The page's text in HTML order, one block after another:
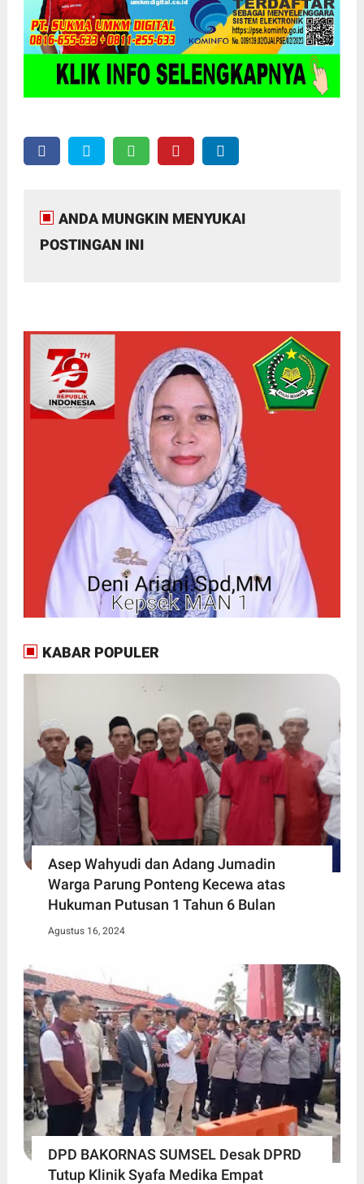
ANDA MUNGKIN MENYUKAI
POSTINGAN INI
KABAR POPULER
Asep Wahyudi dan Adang Jumadin
Warga Parung Ponteng Kecewa atas
Hukuman Putusan 1 Tahun 6 Bulan
Agustus 16, 2024
DPD BAKORNAS SUMSEL Desak DPRD
Tutup Klinik Syafa Medika Empat